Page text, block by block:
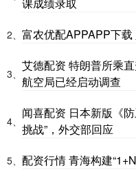
课成绩录取
2、 富农优配APPAPP下载
3、
艾德配资 特朗普所乘
航空局已经启动调查
4、
闻喜配资 日本新版《
挑战”，外交部回应
5、 配资行情 青海构建